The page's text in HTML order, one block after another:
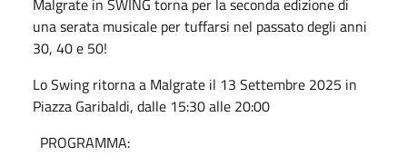
una serata musicale per tuffarsi nel passato degli anni
30, 40 e 50!
Lo Swing ritorna a Malgrate il 13 Settembre 2025 in
Piazza Garibaldi, dalle 15:30 alle 20:00
PROGRAMMA: